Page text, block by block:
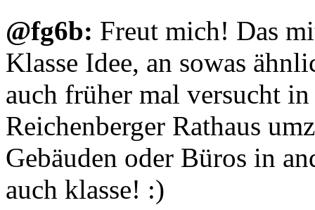
@fg6b: Freut mich! Das
Klasse Idee, an sowas
auch früher mal versucht
Reichenberger Rathaus
Gebäuden oder Büros in
auch klasse! :)